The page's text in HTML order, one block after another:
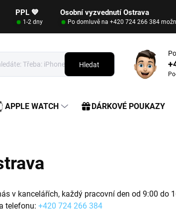
PPL 💙 Osobní vyzvednutí Ostrava
1-2 dny Po domluvě na +420 724 266 384
Hledat
APPLE WATCH DÁRKOVÉ POUKAZY
v kancelářích, každý pracovní den od 9:00 do
telefonu: +420 724 266 384